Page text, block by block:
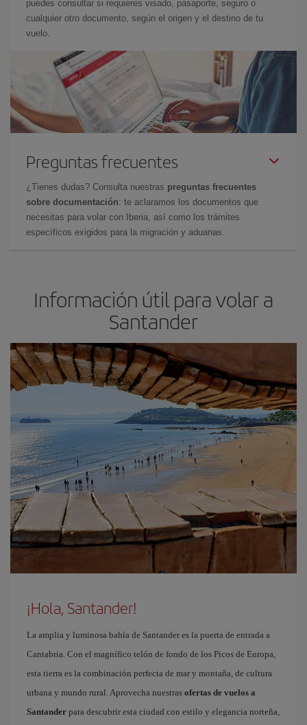
puedes consultar si requieres visado, pasaporte, seguro o
cualquier otro documento, según el origen y el destino de tu
vuelo.
Preguntas frecuentes
¿Tienes dudas? Consulta nuestras preguntas frecuentes
sobre documentación: te aclaramos los documentos que
necesitas para volar con Iberia, así como los trámites
específicos exigidos para la migración y aduanas.
Información útil para volar a
Santander
¡Hola, Santander!
La amplia y luminosa bahía de Santander es la puerta de entrada a
Cantabria. Con el magnífico telón de fondo de los Picos de Europa,
esta tierra es la combinación perfecta de mar y montaña, de cultura
urbana y mundo rural. Aprovecha nuestras ofertas de vuelos a
Santander para descubrir esta ciudad con estilo y elegancia norteña,